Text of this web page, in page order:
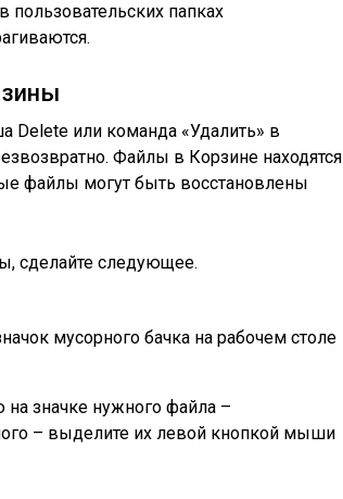
пользовательских папках
Delete или команда «Удалить» в
Файлы в Корзине находятся
файлы могут быть восстановлены
сделайте следующее.
мусорного бачка на рабочем столе
значке нужного файла –
– выделите их левой кнопкой мыши